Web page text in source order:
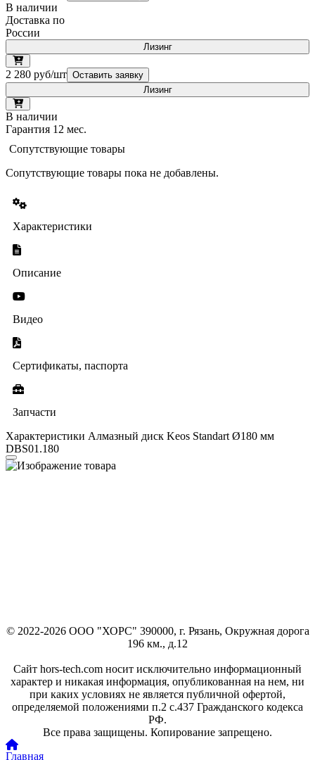
В наличии
Доставка по
России
Лизинг
2 280 руб/шт Оставить заявку
Лизинг
В наличии
Гарантия 12 мес.
Сопутствующие товары
Сопутствующие товары пока не добавлены.
Характеристики
Описание
Видео
Сертификаты, паспорта
Запчасти
Характеристики Алмазный диск Keos Standart Ø180 мм
DBS01.180
© 2022-2026 ООО "ХОРС" 390000, г. Рязань, Окружная дорога
196 км., д.12
Сайт hors-tech.com носит исключительно информационный
характер и никакая информация, опубликованная на нем, ни
при каких условиях не является публичной офертой,
определяемой положениями п.2 с.437 Гражданского кодекса
РФ.
Все права защищены. Копирование запрещено.
Главная